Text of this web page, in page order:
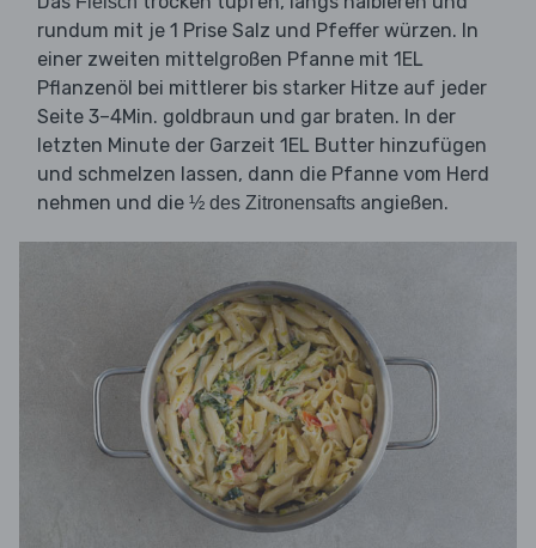
rundum mit je 1 Prise Salz und Pfeffer würzen. In
einer zweiten mittelgroßen Pfanne mit 1EL
Pflanzenöl bei mittlerer bis starker Hitze auf jeder
Seite 3–4Min. goldbraun und gar braten. In der
letzten Minute der Garzeit 1EL Butter hinzufügen
und schmelzen lassen, dann die Pfanne vom Herd
nehmen und die ½ des Zitronensafts angießen.